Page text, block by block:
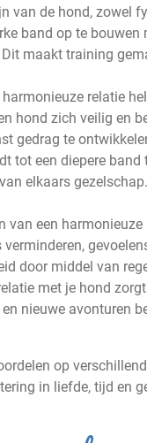
van de hond, zowel
band op te
maakt training
relatie
hond zich veilig en
gedrag te
tot een diepere
elkaars
van een
door middel van
met je hond
nieuwe avonturen
op
in liefde, tijd en